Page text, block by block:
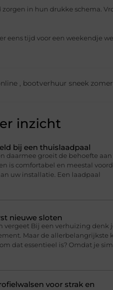
in hun drukke schema.
eens tijd voor een weekendje
, bootverhuur sneek zomer
inzicht
bij een thuislaadpaal
daarmee groeit de behoefte aan
is comfortabel en meestal
uw installatie. Een laadpaal
nieuwe sloten
vergeet Bij een verhuizing denk
Maar de allerbelangrijkste
dat essentieel is? Omdat je
voor strak en